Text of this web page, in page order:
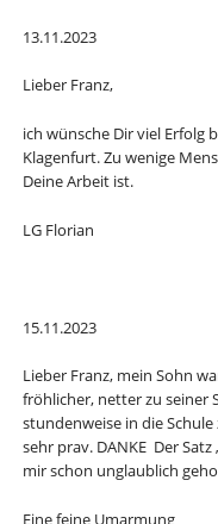
13.11.2023
Lieber Franz,
ich wünsche Dir viel Erfolg
Klagenfurt. Zu wenige
Deine Arbeit ist.
LG Florian
15.11.2023
Lieber Franz, mein Sohn
fröhlicher, netter zu seiner
stundenweise in die
sehr prav. DANKE Der
mir schon unglaublich
Eine feine Umarmung